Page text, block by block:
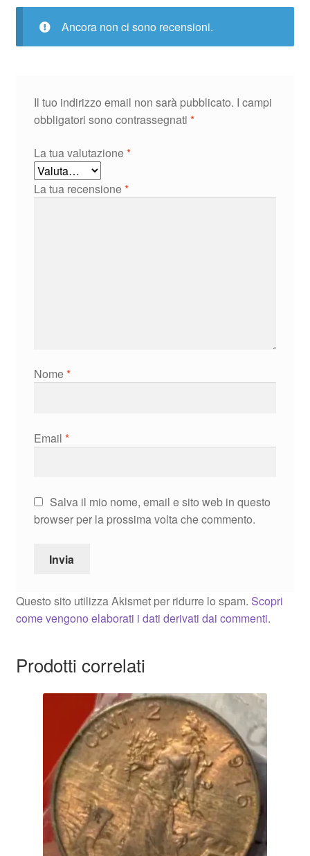
Ancora non ci sono recensioni.
Il tuo indirizzo email non sarà pubblicato. I campi
obbligatori sono contrassegnati *
La tua valutazione*
La tua recensione*
Nome*
Email *
Salva il mio nome, email e sito web in questo
browser per la prossima volta che commento.
Questo sito utilizza Akismet per ridurre lo spam. Scopri
come vengono elaborati i dati derivati dai commenti.
Prodotti correlati